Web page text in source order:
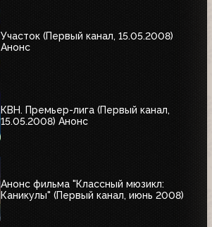
Участок (Первый канал, 15.05.2008)
Анонс
КВН. Премьер-лига (Первый канал,
15.05.2008) Анонс
Анонс фильма "Классный мюзикл:
Каникулы" (Первый канал, июнь 2008)